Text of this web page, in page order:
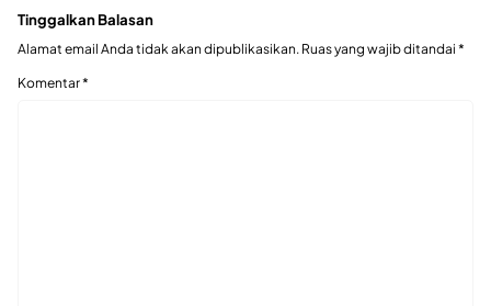
Tinggalkan Balasan
Alamat email Anda tidak akan dipublikasikan. Ruas yang wajib ditandai *
Komentar*